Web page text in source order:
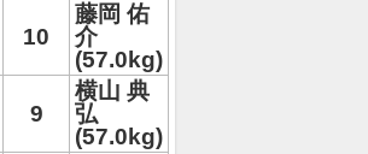
10
藤岡 佑
介
(57.0kg)
9
横山 典
弘
(57.0kg)